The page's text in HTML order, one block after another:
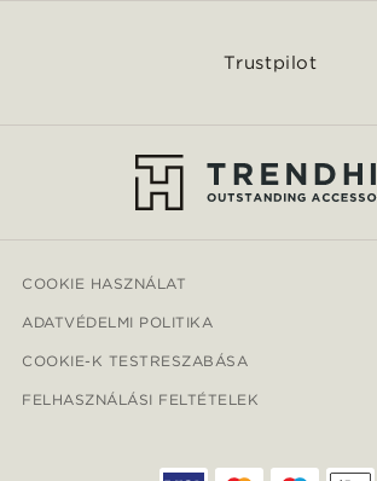
Trustpilot
COOKIE HASZNÁLAT
ADATVÉDELMI POLITIKA
COOKIE-K TESTRESZABÁSA
FELHASZNÁLÁSI FELTÉTELEK